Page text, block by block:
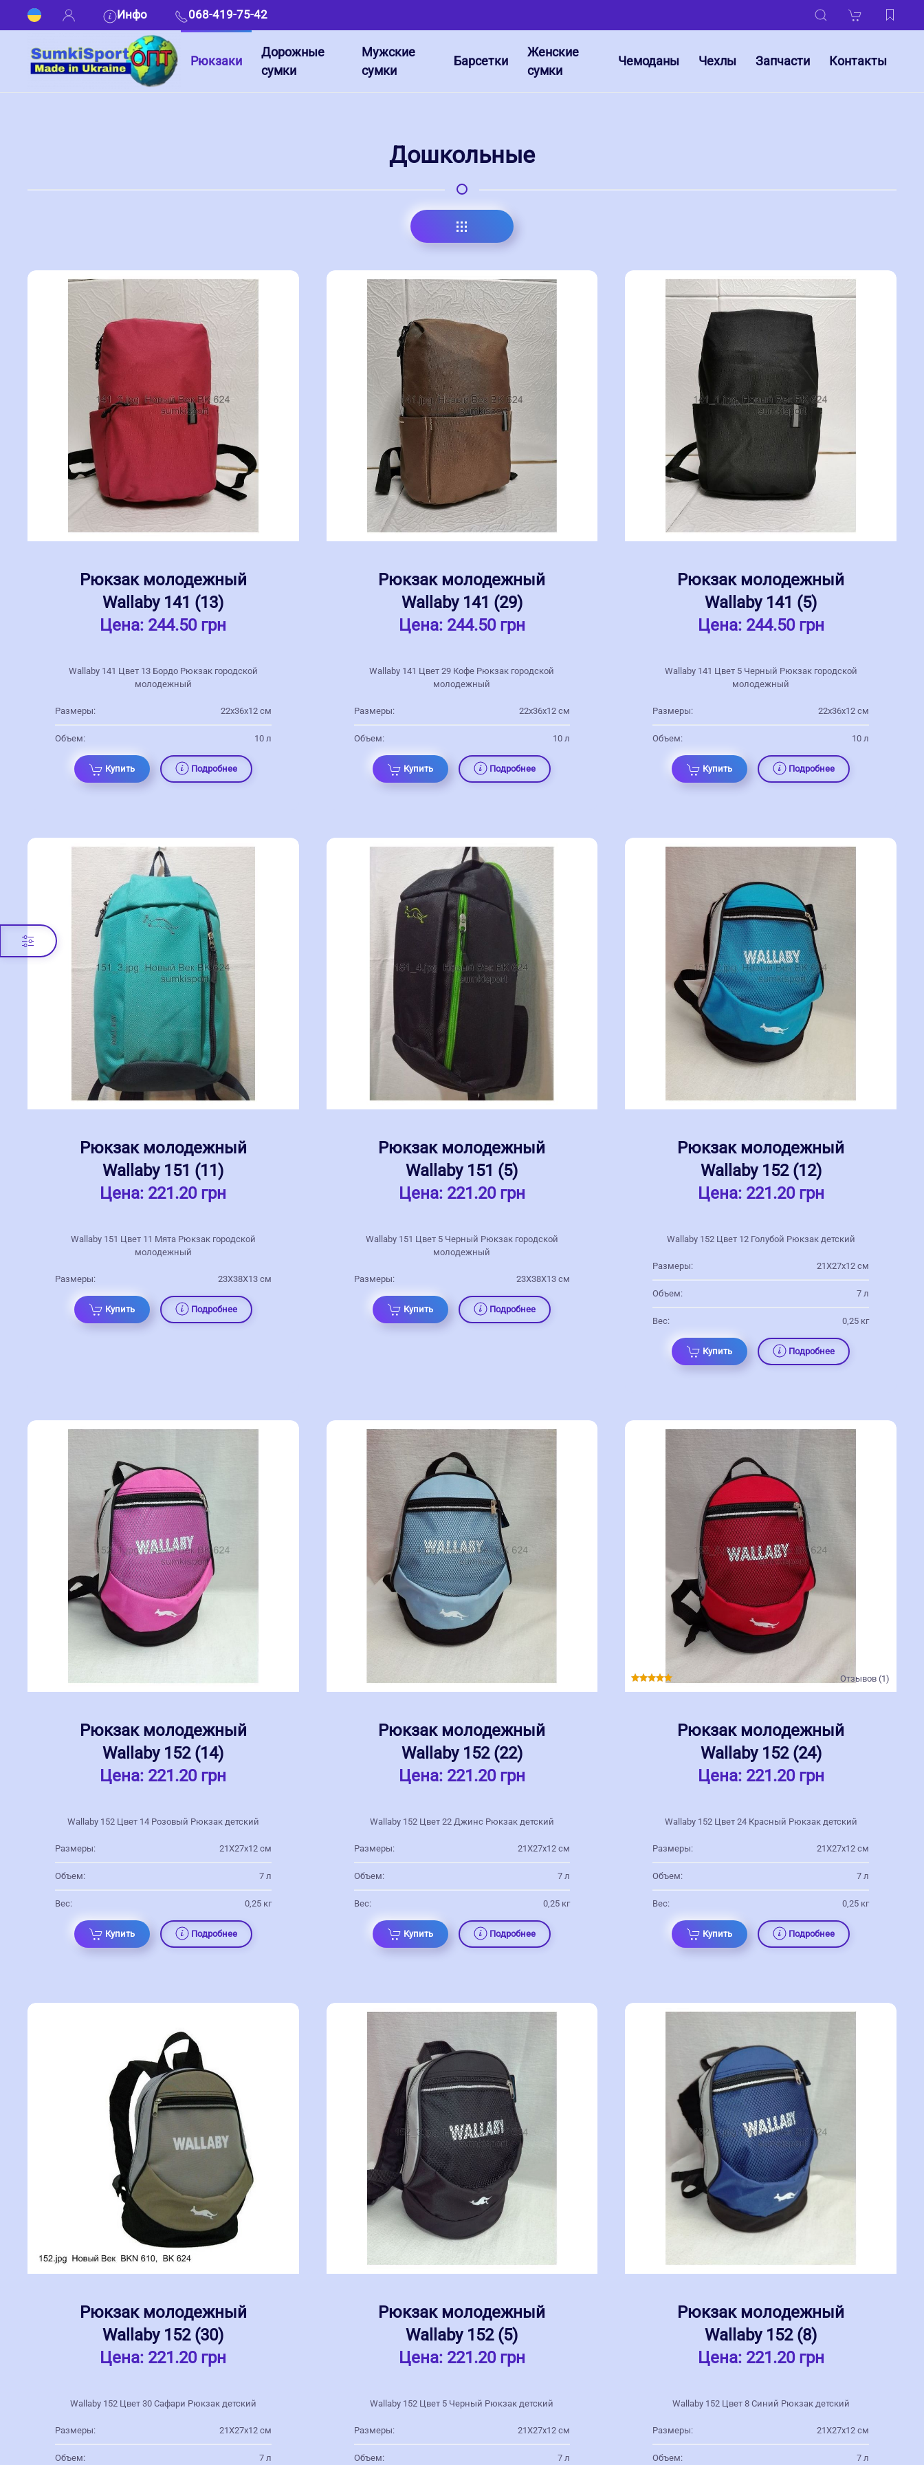
Инфо 068-419-75-42
Рюкзаки
Дорожные
сумки
Мужские
сумки
Барсетки
Женские
сумки
Чемоданы Чехлы Запчасти Контакты
Дошкольные
Рюкзак молодежный
Wallaby 141 (13)
Цена: 244.50 грн
Wallaby 141 Цвет 13 Бордо Рюкзак городской
молодежный
Размеры: 22х36х12 см
Объем: 10 л
Купить Подробнее
Рюкзак молодежный
Wallaby 141 (29)
Цена: 244.50 грн
Wallaby 141 Цвет 29 Кофе Рюкзак городской
молодежный
Размеры: 22х36х12 см
Объем: 10 л
Купить Подробнее
Рюкзак молодежный
Wallaby 141 (5)
Цена: 244.50 грн
Wallaby 141 Цвет 5 Черный Рюкзак городской
молодежный
Размеры: 22х36х12 см
Объем: 10 л
Купить Подробнее
Рюкзак молодежный
Wallaby 151 (11)
Цена: 221.20 грн
Wallaby 151 Цвет 11 Мята Рюкзак городской
молодежный
Размеры: 23Х38Х13 см
Купить Подробнее
Рюкзак молодежный
Wallaby 151 (5)
Цена: 221.20 грн
Wallaby 151 Цвет 5 Черный Рюкзак городской
молодежный
Размеры: 23Х38Х13 см
Купить Подробнее
Рюкзак молодежный
Wallaby 152 (12)
Цена: 221.20 грн
Wallaby 152 Цвет 12 Голубой Рюкзак детский
Размеры: 21Х27х12 см
Объем: 7 л
Вес: 0,25 кг
Купить Подробнее
Рюкзак молодежный
Wallaby 152 (14)
Цена: 221.20 грн
Wallaby 152 Цвет 14 Розовый Рюкзак детский
Размеры: 21Х27х12 см
Объем: 7 л
Вес: 0,25 кг
Купить Подробнее
Рюкзак молодежный
Wallaby 152 (22)
Цена: 221.20 грн
Wallaby 152 Цвет 22 Джинс Рюкзак детский
Размеры: 21Х27х12 см
Объем: 7 л
Вес: 0,25 кг
Купить Подробнее
Отзывов (1)
Рюкзак молодежный
Wallaby 152 (24)
Цена: 221.20 грн
Wallaby 152 Цвет 24 Красный Рюкзак детский
Размеры: 21Х27х12 см
Объем: 7 л
Вес: 0,25 кг
Купить Подробнее
Рюкзак молодежный
Wallaby 152 (30)
Цена: 221.20 грн
Wallaby 152 Цвет 30 Сафари Рюкзак детский
Размеры: 21Х27х12 см
Объем: 7 л
Рюкзак молодежный
Wallaby 152 (5)
Цена: 221.20 грн
Wallaby 152 Цвет 5 Черный Рюкзак детский
Размеры: 21Х27х12 см
Объем: 7 л
Рюкзак молодежный
Wallaby 152 (8)
Цена: 221.20 грн
Wallaby 152 Цвет 8 Синий Рюкзак детский
Размеры: 21Х27х12 см
Объем: 7 л